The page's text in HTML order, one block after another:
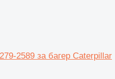
2589 за багер Caterpillar